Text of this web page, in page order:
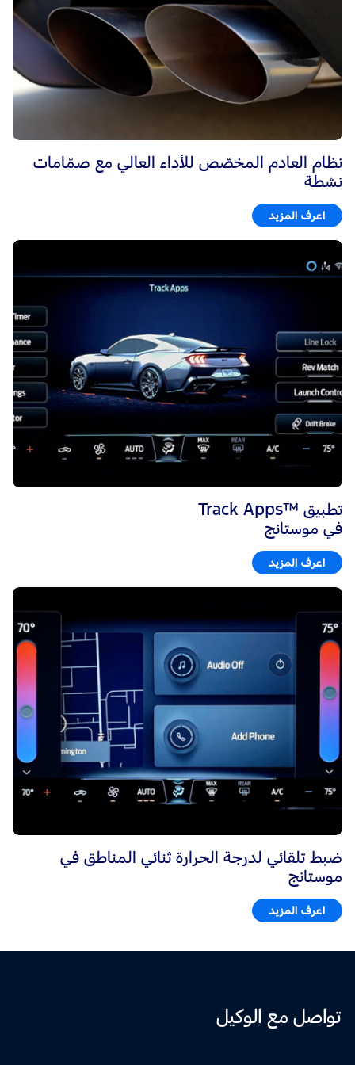
نظام العادم المخصّص للأداء العالي مع صمّامات
نشطة
اعرف المزيد
تطبيق ™Track Apps
في موستانج
اعرف المزيد
ضبط تلقائي لدرجة الحرارة ثنائي المناطق في
موستانج
اعرف المزيد
تواصل مع الوكيل